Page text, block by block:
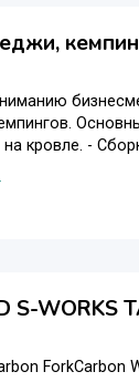
кровле. -
S-WORKS
ForkCarbon